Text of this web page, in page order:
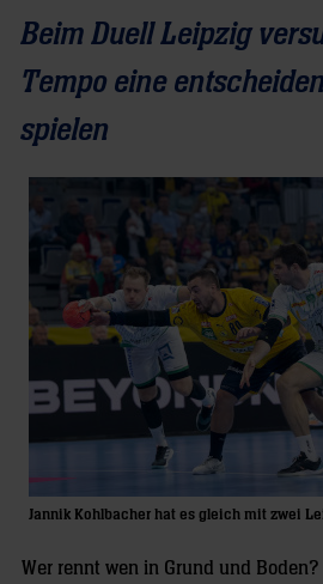
Beim Duell Leipzig
Tempo eine
spielen
Jannik Kohlbacher hat es gleich mit zwei
Wer rennt wen in Grund und